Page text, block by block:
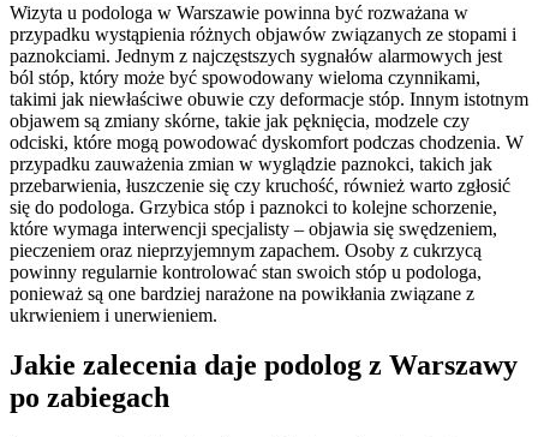
Wizyta u podologa w Warszawie powinna być rozważana w
przypadku wystąpienia różnych objawów związanych ze stopami i
paznokciami. Jednym z najczęstszych sygnałów alarmowych jest
ból stóp, który może być spowodowany wieloma czynnikami,
takimi jak niewłaściwe obuwie czy deformacje stóp. Innym istotnym
objawem są zmiany skórne, takie jak pęknięcia, modzele czy
odciski, które mogą powodować dyskomfort podczas chodzenia. W
przypadku zauważenia zmian w wyglądzie paznokci, takich jak
przebarwienia, łuszczenie się czy kruchość, również warto zgłosić
się do podologa. Grzybica stóp i paznokci to kolejne schorzenie,
które wymaga interwencji specjalisty – objawia się swędzeniem,
pieczeniem oraz nieprzyjemnym zapachem. Osoby z cukrzycą
powinny regularnie kontrolować stan swoich stóp u podologa,
ponieważ są one bardziej narażone na powikłania związane z
ukrwieniem i unerwieniem.
Jakie zalecenia daje podolog z Warszawy
po zabiegach